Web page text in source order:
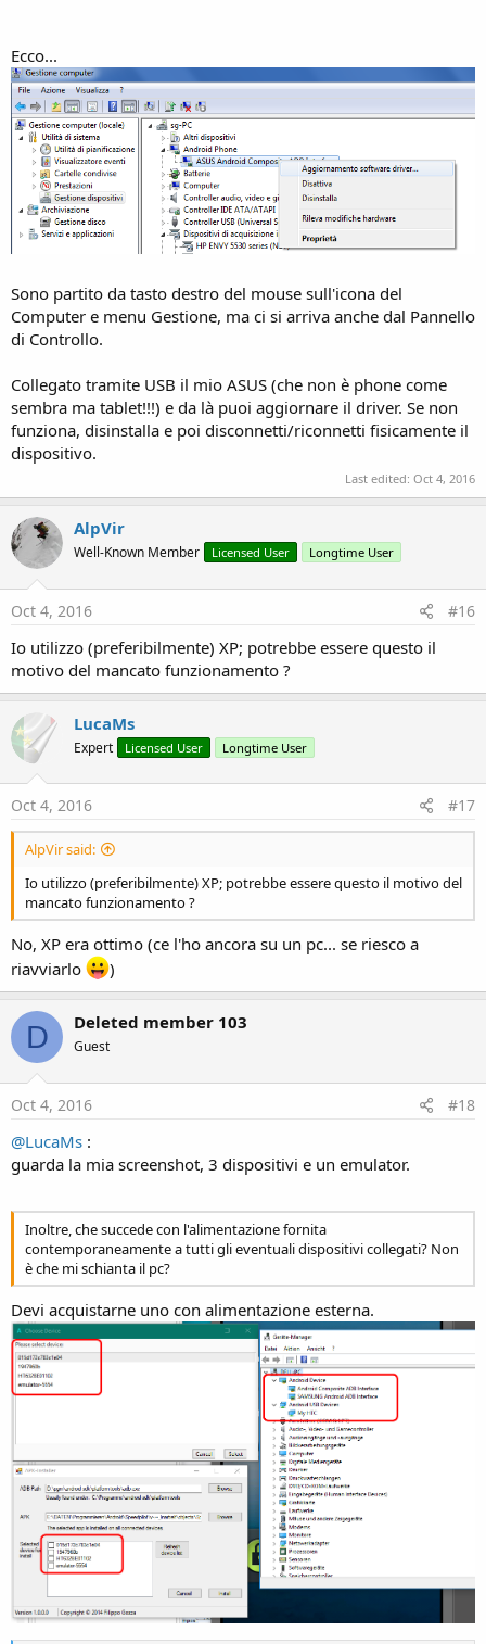
Ecco...
Sono partito da tasto destro del mouse sull'icona del
Computer e menu Gestione, ma ci si arriva anche dal Pannello
di Controllo.
Collegato tramite USB il mio ASUS (che non è phone come
sembra ma tablet!!!) e da là puoi aggiornare il driver. Se non
funziona, disinstalla e poi disconnetti/riconnetti fisicamente il
dispositivo.
Last edited: Oct 4, 2016
AlpVir
Well-Known Member Licensed User Longtime User
Oct 4, 2016 #16
Io utilizzo (preferibilmente) XP; potrebbe essere questo il
motivo del mancato funzionamento ?
LucaMs
Expert Licensed User Longtime User
Oct 4, 2016 #17
AlpVir said:
Io utilizzo (preferibilmente) XP; potrebbe essere questo il motivo del
mancato funzionamento ?
No, XP era ottimo (ce l'ho ancora su un pc... se riesco a
riavviarlo
)
D Deleted member 103
Guest
Oct 4, 2016 #18
@LucaMs :
guarda la mia screenshot, 3 dispositivi e un emulator.
Inoltre, che succede con l'alimentazione fornita
contemporaneamente a tutti gli eventuali dispositivi collegati? Non
è che mi schianta il pc?
Devi acquistarne uno con alimentazione esterna.